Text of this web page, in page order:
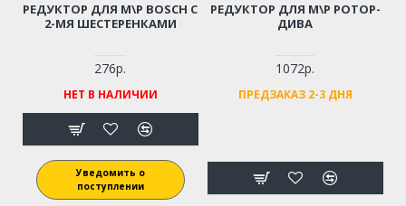
РЕДУКТОР ДЛЯ М\Р BOSCH С
2-МЯ ШЕСТЕРЕНКАМИ
276р.
НЕТ В НАЛИЧИИ
Уведомить о
поступлении
РЕДУКТОР ДЛЯ М\Р РОТОР-
ДИВА
1072р.
ПРЕДЗАКАЗ 2-3 ДНЯ